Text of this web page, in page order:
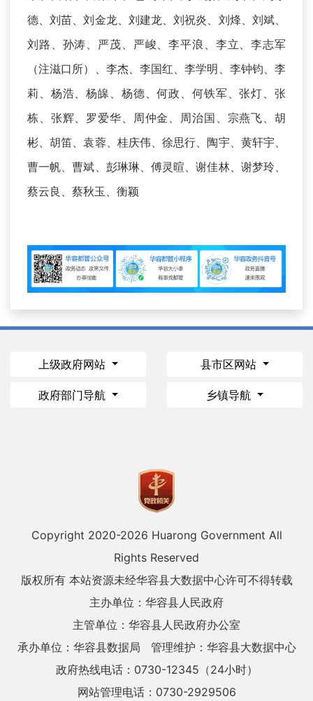
德、刘苗、刘金龙、刘建龙、刘祝炎、刘烽、刘斌、
刘路、孙涛、严茂、严峻、李平浪、李立、李志军
（注滋口所）、李杰、李国红、李学明、李钟钧、李
莉、杨浩、杨皞、杨德、何政、何铁军、张灯、张
栋、张辉、罗爱华、周仲金、周治国、宗燕飞、胡
彬、胡笛、袁蓉、桂庆伟、徐思行、陶宇、黄轩宇、
曹一帆、曹斌、彭琳琳、傅灵暄、谢佳林、谢梦玲、
蔡云良、蔡秋玉、衡颖
上级政府网站 县市区网站
政府部门导航 乡镇导航
Copyright 2020-2026 Huarong Government All
Rights Reserved
版权所有 本站资源未经华容县大数据中心许可不得转载
主办单位：华容县人民政府
主管单位：华容县人民政府办公室
承办单位：华容县数据局
管理维护：华容县大数据中心
政府热线电话：0730-12345（24小时）
网站管理电话：0730-2929506